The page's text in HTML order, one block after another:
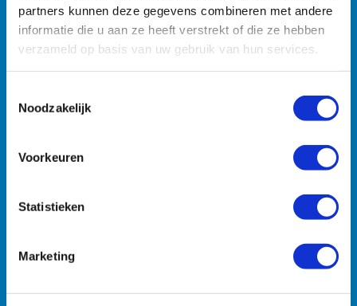
partners kunnen deze gegevens combineren met andere
informatie die u aan ze heeft verstrekt of die ze hebben
verzameld op basis van uw gebruik van hun services.
Noodzakelijk
Voorkeuren
Statistieken
Marketing
Hulpmiddelen